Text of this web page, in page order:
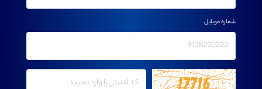
شماره موبایل